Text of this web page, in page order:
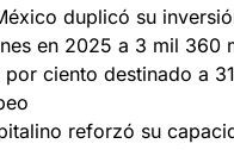
duplicó su
en 2025 a 3 mil 360
por ciento destinado a
reforzó su